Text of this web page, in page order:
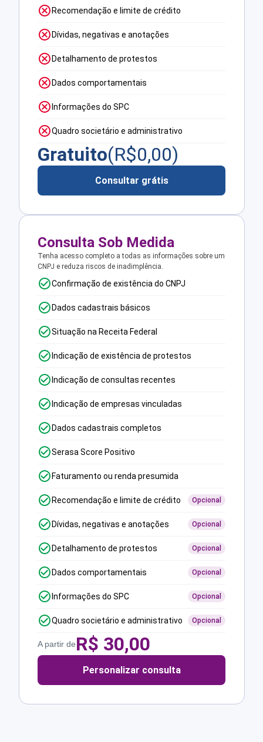
Recomendação e limite de crédito
Dívidas, negativas e anotações
Detalhamento de protestos
Dados comportamentais
Informações do SPC
Quadro societário e administrativo
Gratuito(R$0,00)
Consultar grátis
Consulta Sob Medida
Tenha acesso completo a todas as informações sobre um
CNPJ e reduza riscos de inadimplência.
Confirmação de existência do CNPJ
Dados cadastrais básicos
Situação na Receita Federal
Indicação de existência de protestos
Indicação de consultas recentes
Indicação de empresas vinculadas
Dados cadastrais completos
Serasa Score Positivo
Faturamento ou renda presumida
Recomendação e limite de crédito Opcional
Dívidas, negativas e anotações Opcional
Detalhamento de protestos Opcional
Dados comportamentais Opcional
Informações do SPC Opcional
Quadro societário e administrativo Opcional
A partir deR$ 30,00
Personalizar consulta